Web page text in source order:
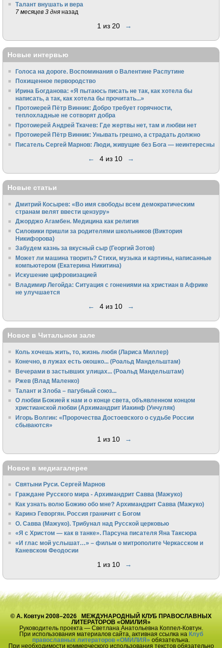
Талант внушать и вера
7 месяцев 3 дня назад
1 из 20 →
Новые интервью
Голоса на дороге. Воспоминания о Валентине Распутине
Похищенное первородство
Ирина Богданова: «Я пытаюсь писать не так, как хотела бы
написать, а так, как хотела бы прочитать...»
Протоиерей Пётр Винник: Добро требует горячности,
теплохладные не сотворят добра
Протоиерей Андрей Ткачев: Где жертвы нет, там и любви нет
Протоиерей Пётр Винник: Унывать грешно, а страдать должно
Писатель Сергей Марнов: Люди, живущие без Бога — неинтересны
← 4 из 10 →
Новые статьи
Дмитрий Косырев: «Во имя свободы всем демократическим
странам велят ввести цензуру»
Джорджо Агамбен. Медицина как религия
Силовики пришли за родителями школьников (Виктория
Никифорова)
Забудем казнь за вкусный сыр (Георгий Зотов)
Может ли машина творить? Стихи, музыка и картины, написанные
компьютером (Екатерина Никитина)
Искушение цифровизацией
Владимир Легойда: Ситуация с гонениями на христиан в Африке
не улучшается
← 4 из 10 →
Новое в Читальном зале
Коль хочешь жить, то, жизнь любя (Лариса Миллер)
Конечно, в лужах есть окошко... (Роальд Мандельштам)
Вечерами в застывших улицах... (Роальд Мандельштам)
Ржев (Влад Маленко)
Талант и Злоба – пагубный союз...
О любви Божией к нам и о конце света, объявленном концом
христианской любви (Архимандрит Иакинф (Унчуляк)
Игорь Волгин: «Пророчества Достоевского о судьбе России
сбываются»
1 из 10 →
Новое в медиагалерее
Святыни Руси. Сергей Марнов
Граждане Русского мира - Архимандрит Савва (Мажуко)
Как узнать волю Божию обо мне? Архимандрит Савва (Мажуко)
Каринэ Геворгян. Россия граничит с Богом
О. Савва (Мажуко). Трибунал над Русской церковью
«Я с Христом — как в танке». Парсуна писателя Яна Таксюра
«И глас мой услышат…» – фильм о митрополите Черкасском и
Каневском Феодосии
1 из 10 →
© А. Ковтун 2008–2026 МЕЖДУНАРОДНЫЙ КЛУБ ПРАВОСЛАВНЫХ
ЛИТЕРАТОРОВ «ОМИЛИЯ»
Руководитель проекта — Светлана Анатольевна Коппел-Ковтун.
При использования материалов сайта, активная ссылка на Клуб
православных литераторов «ОМИЛИЯ» обязательна.
При необходимости коммерческого использования текстов обязательно